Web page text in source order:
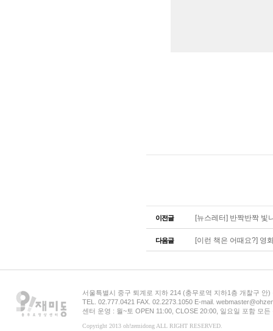
이전글 [뉴스레터] 반짝반짝 빛
다음글 [이런 책은 어때요?] 영
서울특별시 중구 퇴계로 지하 214 (충무로역 지하1층 개찰구 안
TEL. 02.777.0421 FAX. 02.2273.1050 E-mail.
센터 운영 : 월~토 OPEN 11:00, CLOSE 20:00, 일요일 포함 모
Copyright 2013 oh!zemidong ALL RIGHT RESERVED.